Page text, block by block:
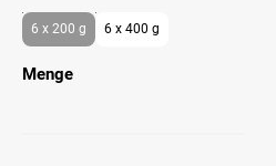
6 x 200 g 6 x 400 g
Menge